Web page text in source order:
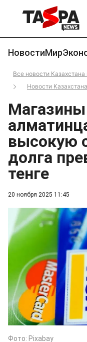
НовостиМир
Все новости Казахстана
Новости Казахстана
20 ноября 2025 11:45
высокую
долга
тенге
Фото: Pixabay